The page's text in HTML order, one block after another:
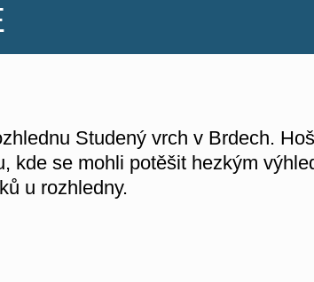
Studený vrch v Brdech.
kde se mohli potěšit hezkým
u rozhledny.